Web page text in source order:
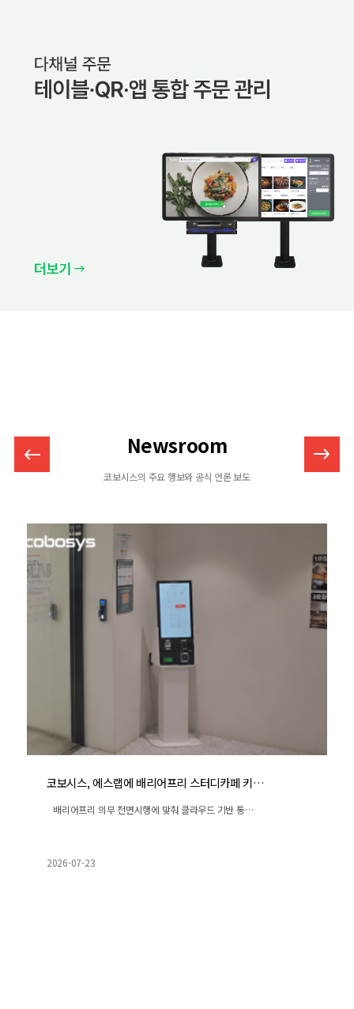
Newsroom
코보시스의 주요 행보와 공식 언론 보도
코보시스, 에스랩에 배리어프리 스터디카페 키…
배리어프리 의무 전면시행에 맞춰 클라우드 기반 통…
2026-07-23